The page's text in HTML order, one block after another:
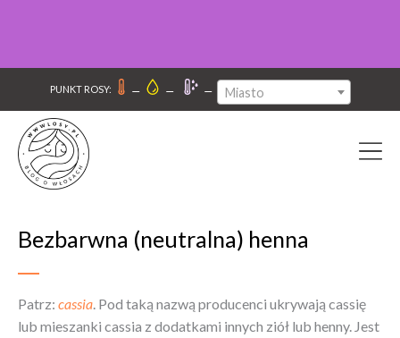
PUNKT ROSY: – – – Miasto
Bezbarwna (neutralna) henna
Patrz: cassia. Pod taką nazwą producenci ukrywają cassię
lub mieszanki cassia z dodatkami innych ziół lub henny. Jest